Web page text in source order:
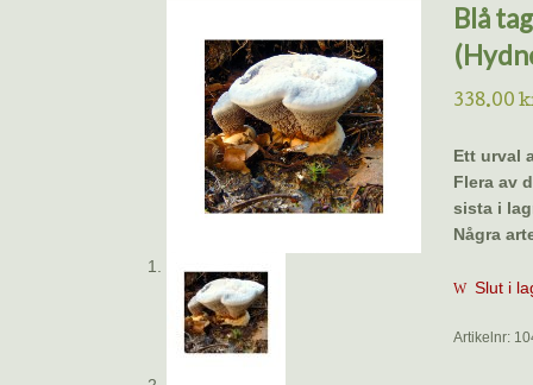
Blå
338.00
Ett urval
Flera av
sista i
Några
Slut i
Artikelnr: